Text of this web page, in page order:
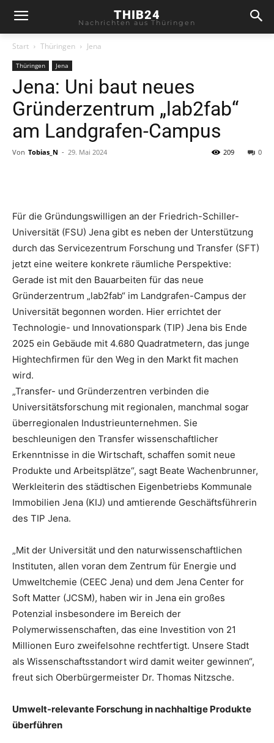
THIB24
Nachrichten aus Thüringen
Start Thüringen Jena
Thüringen Jena
Jena: Uni baut neues
Gründerzentrum „lab2fab“
am Landgrafen-Campus
Von Tobias_N - 29. Mai 2024 0
209
Für die Gründungswilligen an der Friedrich-Schiller-
Universität (FSU) Jena gibt es neben der Unterstützung
durch das Servicezentrum Forschung und Transfer (SFT)
jetzt eine weitere konkrete räumliche Perspektive:
Gerade ist mit den Bauarbeiten für das neue
Gründerzentrum „lab2fab“ im Landgrafen-Campus der
Universität begonnen worden. Hier errichtet der
Technologie- und Innovationspark (TIP) Jena bis Ende
2025 ein Gebäude mit 4.680 Quadratmetern, das junge
Hightechfirmen für den Weg in den Markt fit machen
wird.
„Transfer- und Gründerzentren verbinden die
Universitätsforschung mit regionalen, manchmal sogar
überregionalen Industrieunternehmen. Sie
beschleunigen den Transfer wissenschaftlicher
Erkenntnisse in die Wirtschaft, schaffen somit neue
Produkte und Arbeitsplätze“, sagt Beate Wachenbrunner,
Werkleiterin des städtischen Eigenbetriebs Kommunale
Immobilien Jena (KIJ) und amtierende Geschäftsführerin
des TIP Jena.
„Mit der Universität und den naturwissenschaftlichen
Instituten, allen voran dem Zentrum für Energie und
Umweltchemie (CEEC Jena) und dem Jena Center for
Soft Matter (JCSM), haben wir in Jena ein großes
Potenzial insbesondere im Bereich der
Polymerwissenschaften, das eine Investition von 21
Millionen Euro zweifelsohne rechtfertigt. Unsere Stadt
als Wissenschaftsstandort wird damit weiter gewinnen“,
freut sich Oberbürgermeister Dr. Thomas Nitzsche.
Umwelt-relevante Forschung in nachhaltige Produkte
überführen